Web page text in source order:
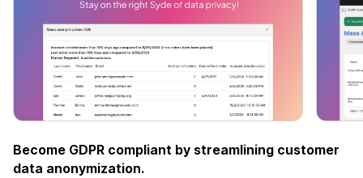
Become GDPR compliant by streamlining customer
data anonymization.